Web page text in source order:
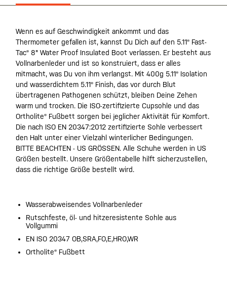
Wenn es auf Geschwindigkeit ankommt und das
Thermometer gefallen ist, kannst Du Dich auf den 5.11® Fast-
Tac® 8" Water Proof Insulated Boot verlassen. Er besteht aus
Vollnarbenleder und ist so konstruiert, dass er alles
mitmacht, was Du von ihm verlangst. Mit 400g 5.11® Isolation
und wasserdichtem 5.11® Finish, das vor durch Blut
übertragenen Pathogenen schützt, bleiben Deine Zehen
warm und trocken. Die ISO-zertifizierte Cupsohle und das
Ortholite® Fußbett sorgen bei jeglicher Aktivität für Komfort.
Die nach ISO EN 20347:2012 zertifizierte Sohle verbessert
den Halt unter einer Vielzahl winterlicher Bedingungen.
BITTE BEACHTEN - US GRÖSSEN. Alle Schuhe werden in US
Größen bestellt. Unsere Größentabelle hilft sicherzustellen,
dass die richtige Größe bestellt wird.
Wasserabweisendes Vollnarbenleder
Rutschfeste, öl- und hitzeresistente Sohle aus
Vollgummi
EN ISO 20347 OB,SRA,FO,E,HRO,WR
Ortholite® Fußbett